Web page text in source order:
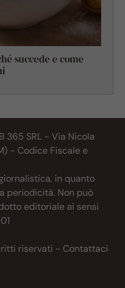
succede e come
365 SRL - Via Nicola
- Codice Fiscale e
in quanto
periodicità. Non può
editoriale ai sensi
riservati - Contattaci